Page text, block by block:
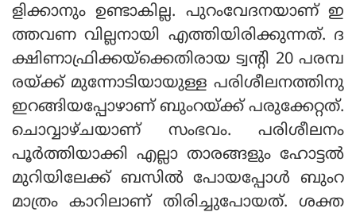
ളിക്കാനും ഉണ്ടാകില്ല. പുറംവേദനയാണ് ഇ
ത്തവണ വില്ലനായി എത്തിയിരിക്കുന്നത്. ദ
ക്ഷിണാഫ്രിക്കയ്‌ക്കെതിരായ ട്വന്റി 20 പരമ്പ
രയ്ക്ക് മുന്നോടിയായുള്ള പരിശീലനത്തിനു
ഇറങ്ങിയപ്പോഴാണ് ബുംറയ്ക്ക് പരുക്കേറ്റത്.
ചൊവ്വാഴ്ചയാണ് സംഭവം. പരിശീലനം
പൂര്‍ത്തിയാക്കി എല്ലാ താരങ്ങളും ഹോട്ടല്‍
മുറിയിലേക്ക് ബസില്‍ പോയപ്പോള്‍ ബുംറ
മാത്രം കാറിലാണ് തിരിച്ചുപോയത്. ശക്ത